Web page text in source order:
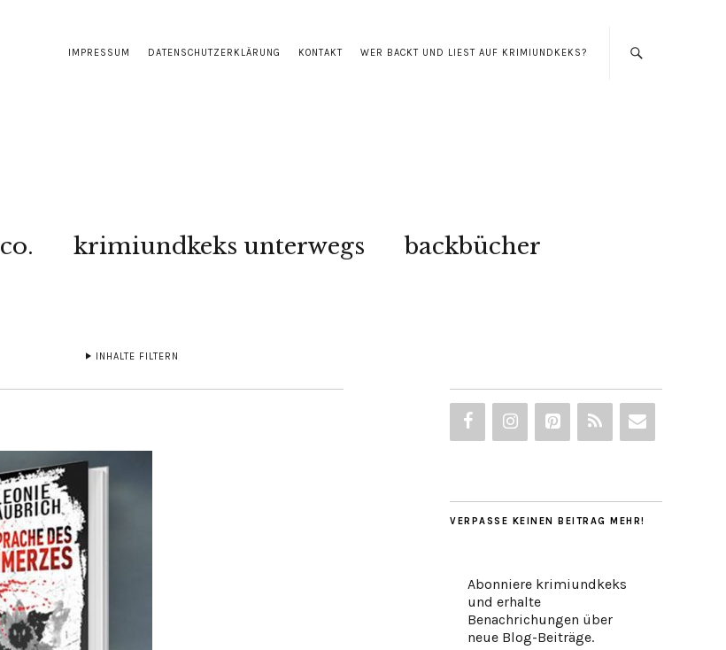
IMPRESSUM DATENSCHUTZERKLÄRUNG KONTAKT WER BACKT UND LIEST AUF KRIMIUNDKEKS?
krimiundkeks unterwegs backbücher
INHALTE FILTERN
VERPASSE KEINEN BEITRAG MEHR!
Abonniere krimiundkeks
und erhalte
Benachrichungen über
neue Blog-Beiträge.